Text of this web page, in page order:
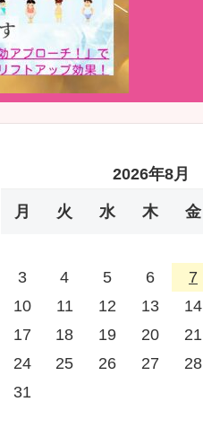
2026年8月
月 火 水 木 金
3
4 5 6 7
10
11 12 13 14
17
18 19 20 21
24
25 26 27 28
31